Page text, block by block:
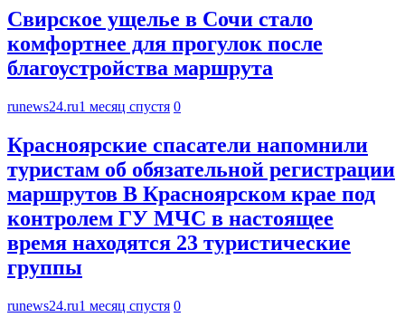
Свирское ущелье в Сочи стало
комфортнее для прогулок после
благоустройства маршрута
runews24.ru1 месяц спустя 0
Красноярские спасатели напомнили
туристам об обязательной регистрации
маршрутов В Красноярском крае под
контролем ГУ МЧС в настоящее
время находятся 23 туристические
группы
runews24.ru1 месяц спустя 0